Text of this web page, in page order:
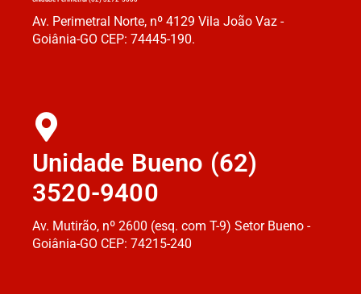
Av. Perimetral Norte, nº 4129 Vila João Vaz -
Goiânia-GO CEP: 74445-190.
Unidade Bueno (62)
3520-9400
Av. Mutirão, nº 2600 (esq. com T-9) Setor Bueno -
Goiânia-GO CEP: 74215-240